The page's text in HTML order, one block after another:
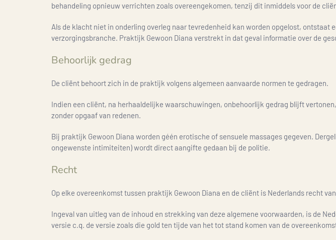
behandeling opnieuw verrichten zoals overeengekomen, tenzij dit inmiddels voor de
Als de klacht niet in onderling overleg naar tevredenheid kan worden opgelost,
verzorgingsbranche. Praktijk Gewoon Diana verstrekt in dat geval informatie over de
Behoorlijk gedrag
De cliënt behoort zich in de praktijk volgens algemeen aanvaarde normen te gedragen.
Indien een cliënt, na herhaaldelijke waarschuwingen, onbehoorlijk gedrag blijft
zonder opgaaf van redenen.
Bij praktijk Gewoon Diana worden géén erotische of sensuele massages gegeven.
ongewenste intimiteiten) wordt direct aangifte gedaan bij de politie.
Recht
Op elke overeenkomst tussen praktijk Gewoon Diana en de cliënt is Nederlands recht
Ingeval van uitleg van de inhoud en strekking van deze algemene voorwaarden, is de
versie c.q. de versie zoals die gold ten tijde van het tot stand komen van de